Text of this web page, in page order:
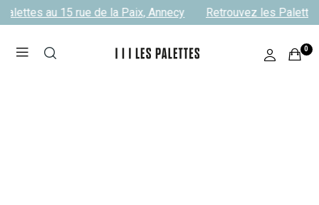
au 15 rue de la Paix, Annecy Retrouvez les
0